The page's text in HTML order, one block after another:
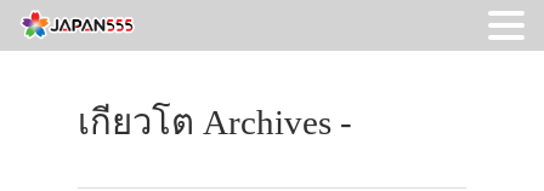
เกียวโต Archives -